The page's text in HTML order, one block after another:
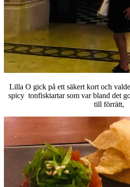
Lilla O gick på ett säkert kort och
spicy tonfisktartar som var bland det
till förrätt,